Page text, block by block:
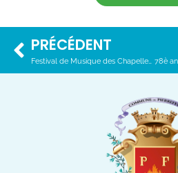
PRÉCÉDENT
Festival de Musique des Chapelles : Pastorale religieuse